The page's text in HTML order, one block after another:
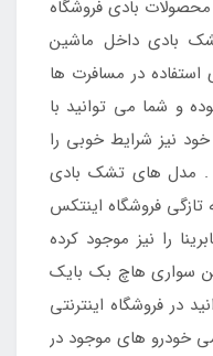
بادی فروشگاه
بادی داخل ماشین
در مسافرت ها
و شما می توانید با
نیز شرایط خوبی را
. مدل های تشک بادی
فروشگاه اینتکس
را نیز موجود کرده
سواری هاچ بک بایک
در فروشگاه اینترنتی
های موجود در